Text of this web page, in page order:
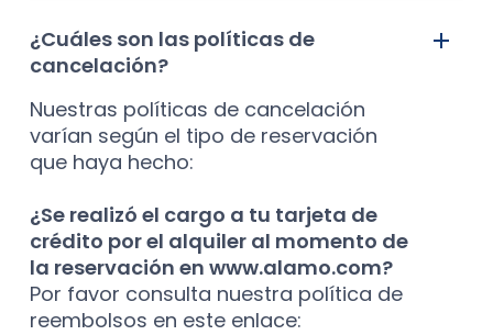
¿Cuáles son las políticas de
cancelación?
Nuestras políticas de cancelación
varían según el tipo de reservación
que haya hecho:
¿Se realizó el cargo a tu tarjeta de
crédito por el alquiler al momento de
la reservación en www.alamo.com?
Por favor consulta nuestra política de
reembolsos en este enlace: